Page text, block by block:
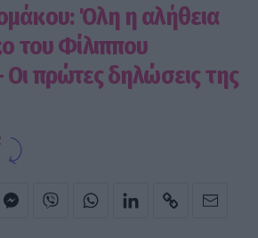
Όλη η αλήθεια
του Φίλιππου
πρώτες δηλώσεις της